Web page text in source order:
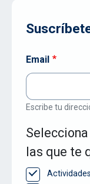
Email
Escribe tu
las que te
Actividades